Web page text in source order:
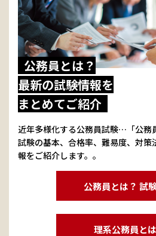
公務員とは？
最新の試験情報を
まとめてご紹介
近年多様化する公務員試験…「公務
試験の基本、合格率、難易度、対策
報をご紹介します。。
公務員とは？ 試
理系公務員と